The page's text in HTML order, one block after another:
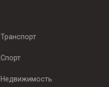
Транспорт
Спорт
Недвижимость